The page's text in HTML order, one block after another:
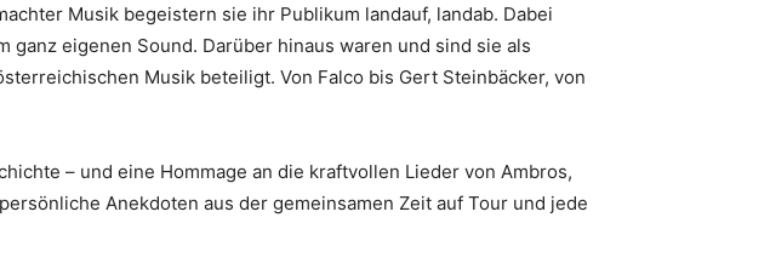
Musik begeistern sie ihr Publikum landauf, landab. Dabei
eigenen Sound. Darüber hinaus waren und sind sie als
Musik beteiligt. Von Falco bis Gert Steinbäcker, von
– und eine Hommage an die kraftvollen Lieder von Ambros,
Anekdoten aus der gemeinsamen Zeit auf Tour und jede